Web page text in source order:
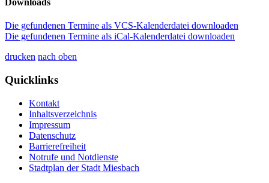
Downloads
Die gefundenen Termine als VCS-Kalenderdatei downloaden
Die gefundenen Termine als iCal-Kalenderdatei downloaden
drucken nach oben
Quicklinks
Kontakt
Inhaltsverzeichnis
Impressum
Datenschutz
Barrierefreiheit
Notrufe und Notdienste
Stadtplan der Stadt Miesbach